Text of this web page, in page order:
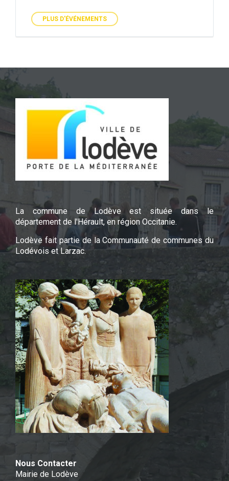
PLUS D'ÉVÉNEMENTS
La commune de Lodève est située dans le
département de l'Hérault, en région Occitanie.
Lodève fait partie de la Communauté de communes du
Lodévois et Larzac.
Nous Contacter
Mairie de Lodève